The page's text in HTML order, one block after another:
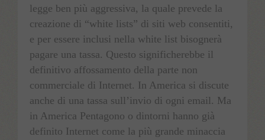
legge ben più aggressiva, la quale prevede la
creazione di “white lists” di siti web consentiti,
e per essere inclusi nella white list bisognerà
pagare una tassa. Questo significherebbe il
definitivo affossamento della parte non
commerciale di Internet. In America si discute
anche di una tassa sull’invio di ogni email. Ma
in America Pentagono o dintorni hanno già
definito Internet come la più grande minaccia